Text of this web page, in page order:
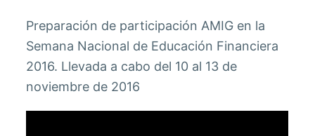
Preparación de participación AMIG en la
Semana Nacional de Educación Financiera
2016. Llevada a cabo del 10 al 13 de
noviembre de 2016